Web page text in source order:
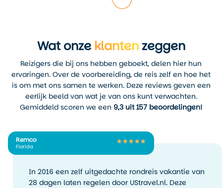
Wat onzeklantenzeggen
Reizigers die bij ons hebben geboekt, delen hier hun
ervaringen. Over de voorbereiding, de reis zelf en hoe het
is om met ons samen te werken. Deze reviews geven een
eerlijk beeld van wat je van ons kunt verwachten.
Gemiddeld scoren we een 9,3 uit 157 beoordelingen!
Remco
Florida
In 2016 een zelf uitgedachte rondreis vakantie van
28 dagen laten regelen door UStravel.nl. Deze